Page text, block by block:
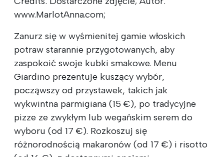
www.MarlotAnna.com;
Zanurz się w wyśmienitej gamie włoskich
potraw starannie przygotowanych, aby
zaspokoić swoje kubki smakowe. Menu
Giardino prezentuje kuszący wybór,
począwszy od przystawek, takich jak
wykwintna parmigiana (15 €), po tradycyjne
pizze ze zwykłym lub wegańskim serem do
wyboru (od 17 €). Rozkoszuj się
różnorodnością makaronów (od 17 €) i risotto